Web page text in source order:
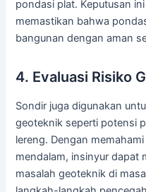
pondasi plat. Keputusan
memastikan bahwa
bangunan dengan aman
4. Evaluasi Risiko
Sondir juga digunakan
geoteknik seperti potensi
lereng. Dengan
mendalam, insinyur dapat
masalah geoteknik di